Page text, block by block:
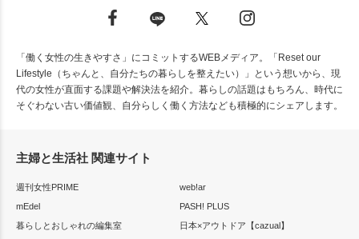
「働く女性の生きやすさ」にコミットするWEBメディア。「Reset our
Lifestyle（ちゃんと、自分たちの暮らしを整えたい）」という想いから、現
代の女性が直面する課題や解決法を紹介。暮らしの話題はもちろん、時代に
そぐわない古い価値観、自分らしく働く方法なども積極的にシェアします。
主婦と生活社 関連サイト
週刊女性PRIME
web!ar
mEdel
PASH! PLUS
暮らしとおしゃれの編集室
日本×アウトドア【cazual】